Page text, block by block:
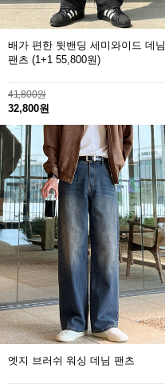
배가 편한 뒷밴딩 세미와이드 데님
팬츠 (1+1 55,800원)
41,800원
32,800원
엣지 브러쉬 워싱 데님 팬츠